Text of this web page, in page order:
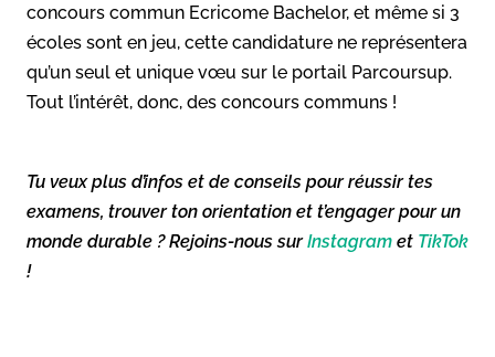
concours commun Ecricome Bachelor, et même si 3
écoles sont en jeu, cette candidature ne représentera
qu’un seul et unique vœu sur le portail Parcoursup.
Tout l’intérêt, donc, des concours communs !
Tu veux plus d’infos et de conseils pour réussir tes
examens, trouver ton orientation et t’engager pour un
monde durable ? Rejoins-nous surInstagram et TikTok
!